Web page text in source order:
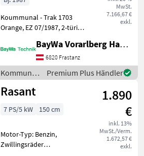
MwSt.
7.166,67 €
exkl.
Koummunal - Trak 1703
Orange, EZ 07/1987, 2-türig,
Eigengewicht (ohne
Anbaugerät), 2180 kg
höchst zul. Gesamtgewicht,
Dieselmotor, 1732 ccm, 28
kW,
BayWa Vorarlberg HandelsGmbH BayWa Technik
6820 Frastanz
Kommunalgeräte
/ Rasant
Premium Plus Händler
Rasant
1.890
€
inkl. 13%
MwSt./Verm.
1.672,57 €
exkl.
7 PS/5 kW 150 cm
Motor-Typ: Benzin,
Zwillingsräder